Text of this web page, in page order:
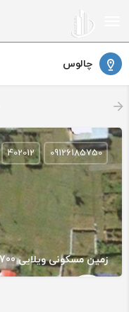
چالوس
زمین مسکونی ویلایی 5700 متر مربع (مازندران/چالوس/مازوپشته)
09126185750
402012